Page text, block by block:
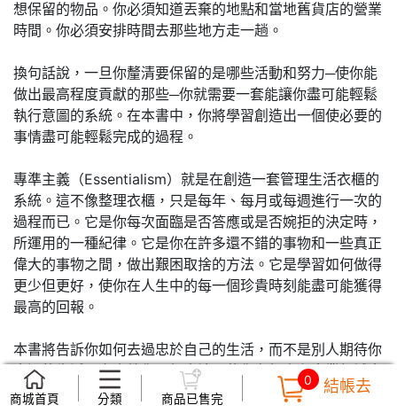
想保留的物品。你必須知道丟棄的地點和當地舊貨店的營業
時間。你必須安排時間去那些地方走一趟。
換句話說，一旦你釐清要保留的是哪些活動和努力─使你能
做出最高程度貢獻的那些─你就需要一套能讓你盡可能輕鬆
執行意圖的系統。在本書中，你將學習創造出一個使必要的
事情盡可能輕鬆完成的過程。
專準主義（Essentialism）就是在創造一套管理生活衣櫃的
系統。這不像整理衣櫃，只是每年、每月或每週進行一次的
過程而已。它是你每次面臨是否答應或是否婉拒的決定時，
所運用的一種紀律。它是你在許多還不錯的事物和一些真正
偉大的事物之間，做出艱困取捨的方法。它是學習如何做得
更少但更好，使你在人生中的每一個珍貴時刻能盡可能獲得
最高的回報。
本書將告訴你如何去過忠於自己的生活，而不是別人期待你
去過的生活。它會教你一個方法，使你在個人和專業領域中
變得更有效率、更有生產力和更有影響力。它也會教你一個
商城首頁 分類 商品已售完
0 結帳去